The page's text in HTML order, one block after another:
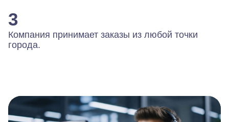
3
Компания принимает заказы из любой точки
города.